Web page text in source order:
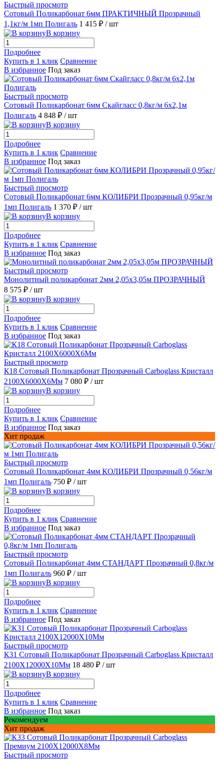
Быстрый просмотр
Сотовый Поликарбонат 6мм ПРАКТИЧНЫЙ Прозрачный
1,1кг/м 1мп Полигаль 1 415 ₽ / шт
В корзину
Подробнее
Купить в 1 клик Сравнение
В избранное Под заказ
Быстрый просмотр
Сотовый Поликарбонат 6мм Скайгласс 0,8кг/м 6х2,1м
Полигаль 4 848 ₽ / шт
В корзину
Подробнее
Купить в 1 клик Сравнение
В избранное Под заказ
Быстрый просмотр
Сотовый Поликарбонат 6мм КОЛИБРИ Прозрачный 0,95кг/м
1мп Полигаль 1 370 ₽ / шт
В корзину
Подробнее
Купить в 1 клик Сравнение
В избранное Под заказ
Быстрый просмотр
Монолитный поликарбонат 2мм 2,05х3,05м ПРОЗРАЧНЫЙ
8 575 ₽ / шт
В корзину
Подробнее
Купить в 1 клик Сравнение
В избранное Под заказ
Быстрый просмотр
К18 Сотовый Поликарбонат Прозрачный Carboglass Кристалл
2100X6000X6Мм 7 080 ₽ / шт
В корзину
Подробнее
Купить в 1 клик Сравнение
В избранное Под заказ
Хит продаж
Быстрый просмотр
Сотовый Поликарбонат 4мм КОЛИБРИ Прозрачный 0,56кг/м
1мп Полигаль 750 ₽ / шт
В корзину
Подробнее
Купить в 1 клик Сравнение
В избранное Под заказ
Быстрый просмотр
Сотовый Поликарбонат 4мм СТАНДАРТ Прозрачный 0,8кг/м
1мп Полигаль 960 ₽ / шт
В корзину
Подробнее
Купить в 1 клик Сравнение
В избранное Под заказ
Быстрый просмотр
К31 Сотовый Поликарбонат Прозрачный Carboglass Кристалл
2100X12000X10Мм 18 480 ₽ / шт
В корзину
Подробнее
Купить в 1 клик Сравнение
В избранное Под заказ
Рекомендуем
Хит продаж
Быстрый просмотр